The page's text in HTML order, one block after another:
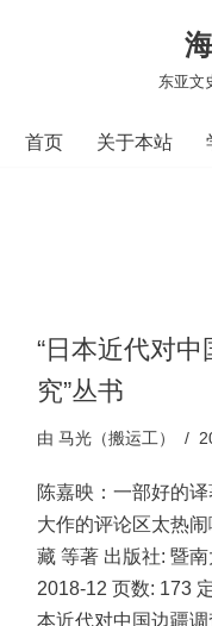
东亚文
首页 关于本站
“日本近代对
究”丛书
由 马光（搬运工）
陈嘉映：一部好的
大作的评论区太热
藏 等著 出版社: 暨
2018-12 页数: 173
本近代对中国边疆